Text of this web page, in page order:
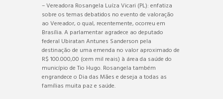
– Vereadora Rosangela Luíza Vicari (PL): enfatiza
sobre os temas debatidos no evento de valoração
ao Vereador, o qual, recentemente, ocorreu em
Brasília. A parlamentar agradece ao deputado
federal Ubiratan Antunes Sanderson pela
destinação de uma emenda no valor aproximado de
R$ 100.000,00 (cem mil reais) à área da saúde do
município de Tio Hugo. Rosangela também
engrandece o Dia das Mães e deseja a todas as
famílias muita paz e saúde.